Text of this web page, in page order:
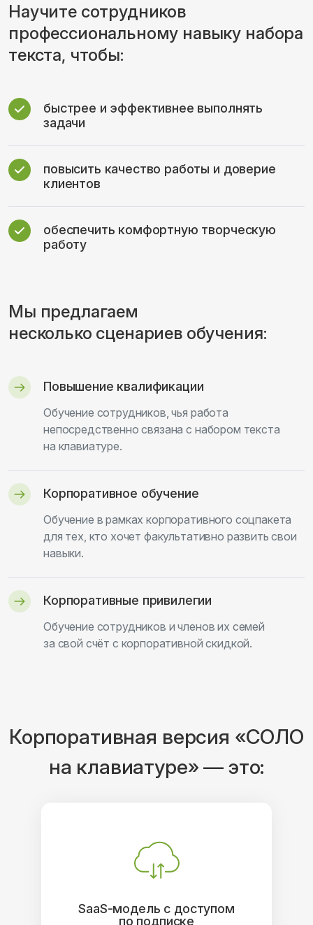
Научите сотрудников
профессиональному навыку набора
текста, чтобы:
быстрее и эффективнее выполнять
задачи
повысить качество работы и доверие
клиентов
обеспечить комфортную творческую
работу
Мы предлагаем
несколько сценариев обучения:
Повышение квалификации
Обучение сотрудников, чья работа
непосредственно связана с набором текста
на клавиатуре.
Корпоративное обучение
Обучение в рамках корпоративного соцпакета
для тех, кто хочет факультативно развить свои
навыки.
Корпоративные привилегии
Обучение сотрудников и членов их семей
за свой счёт с корпоративной скидкой.
Корпоративная версия «СОЛО
на клавиатуре» — это:
SaaS-модель с доступом
по подписке